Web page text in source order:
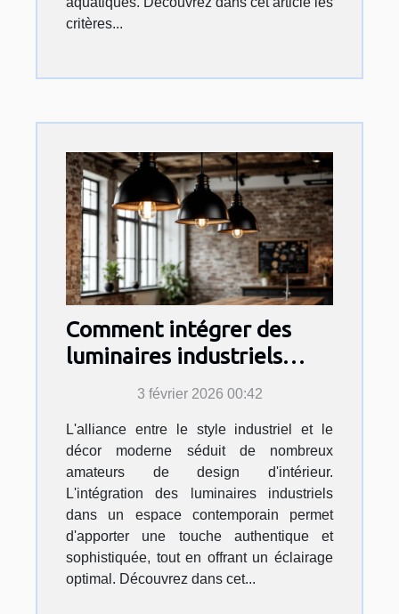
critères...
Comment intégrer des
luminaires industriels
dans un décor moderne ?
3 février 2026 00:42
L'alliance entre le style industriel et le
décor moderne séduit de nombreux
amateurs de design d'intérieur.
L'intégration des luminaires industriels
dans un espace contemporain permet
d'apporter une touche authentique et
sophistiquée, tout en offrant un éclairage
optimal. Découvrez dans cet...